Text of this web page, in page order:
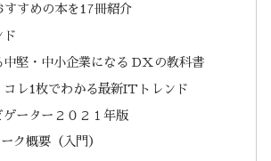
すすめの本を17冊紹介
中堅・中小企業になる DXの教科書
コレ1枚でわかる最新ITトレンド
ゲーター２０２１年版
ク概要（入門）